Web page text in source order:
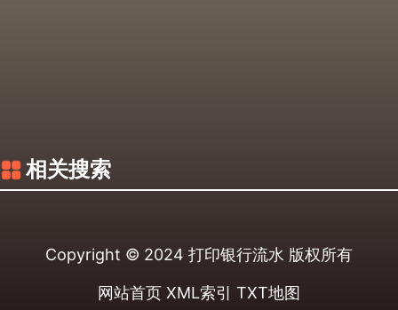
相关搜索
Copyright © 2024 打印银行流水 版权所有
网站首页 XML索引 TXT地图